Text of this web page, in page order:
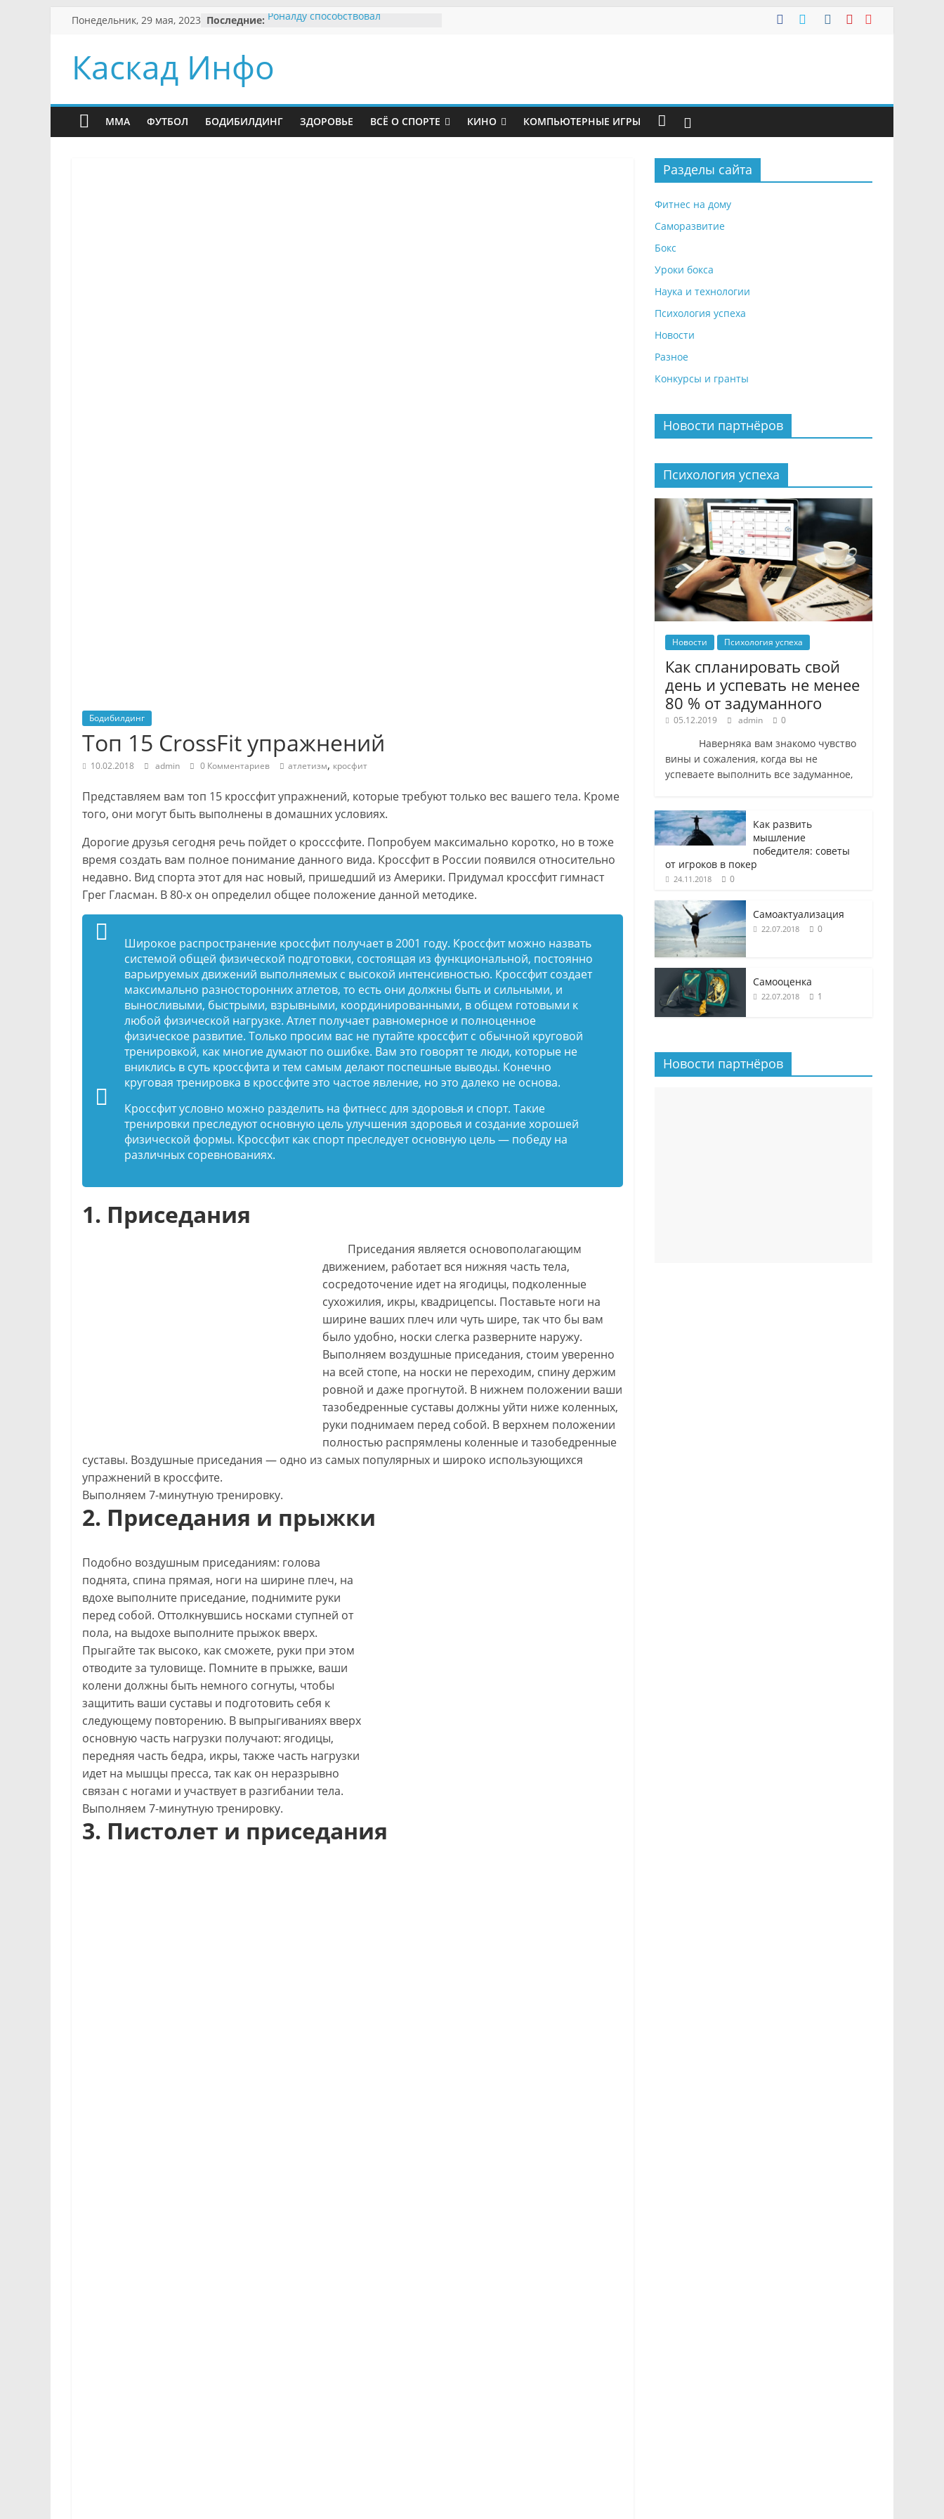
Понедельник, 29 мая, 2023 Последние: Роналду способствовал
Бразильские политики устроили
бой без правил за судьбу
Бывший футболист «Зенита»
работает грузчиком
Каскад Инфо
MMA ФУТБОЛ БОДИБИЛДИНГ ЗДОРОВЬЕ ВСЁ О СПОРТЕ КИНО КОМПЬЮТЕРНЫЕ ИГРЫ
Бодибилдинг
Топ 15 CrossFit упражнений
10.02.2018 admin 0 Комментариев атлетизм, кросфит
Представляем вам топ 15 кроссфит упражнений, которые требуют только вес вашего тела. Кроме
того, они могут быть выполнены в домашних условиях.
Дорогие друзья сегодня речь пойдет о кросссфите. Попробуем максимально коротко, но в тоже
время создать вам полное понимание данного вида. Кроссфит в России появился относительно
недавно. Вид спорта этот для нас новый, пришедший из Америки. Придумал кроссфит гимнаст
Грег Гласман. В 80-х он определил общее положение данной методике.
Широкое распространение кроссфит получает в 2001 году. Кроссфит можно назвать
системой общей физической подготовки, состоящая из функциональной, постоянно
варьируемых движений выполняемых с высокой интенсивностью. Кроссфит создает
максимально разносторонних атлетов, то есть они должны быть и сильными, и
выносливыми, быстрыми, взрывными, координированными, в общем готовыми к
любой физической нагрузке. Атлет получает равномерное и полноценное
физическое развитие. Только просим вас не путайте кроссфит с обычной круговой
тренировкой, как многие думают по ошибке. Вам это говорят те люди, которые не
вниклись в суть кроссфита и тем самым делают поспешные выводы. Конечно
круговая тренировка в кроссфите это частое явление, но это далеко не основа.
Кроссфит условно можно разделить на фитнесс для здоровья и спорт. Такие
тренировки преследуют основную цель улучшения здоровья и создание хорошей
физической формы. Кроссфит как спорт преследует основную цель — победу на
различных соревнованиях.
1. Приседания
Приседания является основополагающим
движением, работает вся нижняя часть тела,
сосредоточение идет на ягодицы, подколенные
сухожилия, икры, квадрицепсы. Поставьте ноги на
ширине ваших плеч или чуть шире, так что бы вам
было удобно, носки слегка разверните наружу.
Выполняем воздушные приседания, стоим уверенно
на всей стопе, на носки не переходим, спину держим
ровной и даже прогнутой. В нижнем положении ваши
тазобедренные суставы должны уйти ниже коленных,
руки поднимаем перед собой. В верхнем положении
полностью распрямлены коленные и тазобедренные
суставы. Воздушные приседания — одно из самых популярных и широко использующихся
упражнений в кроссфите.
Выполняем 7-минутную тренировку.
2. Приседания и прыжки
Подобно воздушным приседаниям: голова
поднята, спина прямая, ноги на ширине плеч, на
вдохе выполните приседание, поднимите руки
перед собой. Оттолкнувшись носками ступней от
пола, на выдохе выполните прыжок вверх.
Прыгайте так высоко, как сможете, руки при этом
отводите за туловище. Помните в прыжке, ваши
колени должны быть немного согнуты, чтобы
защитить ваши суставы и подготовить себя к
следующему повторению. В выпрыгиваниях вверх
основную часть нагрузки получают: ягодицы,
передняя часть бедра, икры, также часть нагрузки
идет на мышцы пресса, так как он неразрывно
связан с ногами и участвует в разгибании тела.
Выполняем 7-минутную тренировку.
3. Пистолет и приседания
Разделы сайта
Фитнес на дому
Саморазвитие
Бокс
Уроки бокса
Наука и технологии
Психология успеха
Новости
Разное
Конкурсы и гранты
Новости партнёров
Психология успеха
Новости Психология успеха
Как спланировать свой
день и успевать не менее
80 % от задуманного
05.12.2019 admin 0
Наверняка вам знакомо чувство
вины и сожаления, когда вы не
успеваете выполнить все задуманное,
Как развить
мышление
победителя: советы
от игроков в покер
24.11.2018 0
Самоактуализация
22.07.2018 0
Самооценка
22.07.2018 1
Новости партнёров